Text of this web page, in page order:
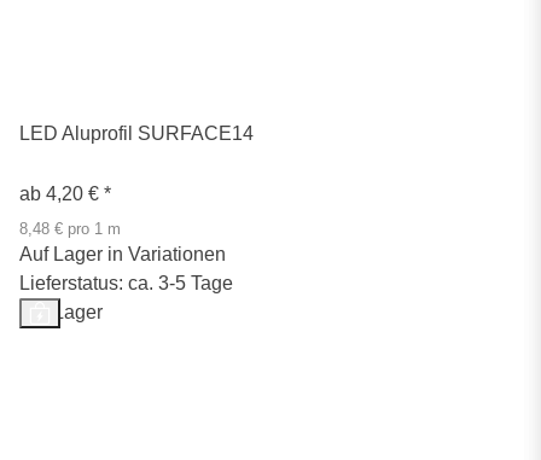
LED Aluprofil SURFACE14
ab 4,20 € *
8,48 € pro 1 m
Auf Lager in Variationen
Lieferstatus: ca. 3-5 Tage
Auf Lager